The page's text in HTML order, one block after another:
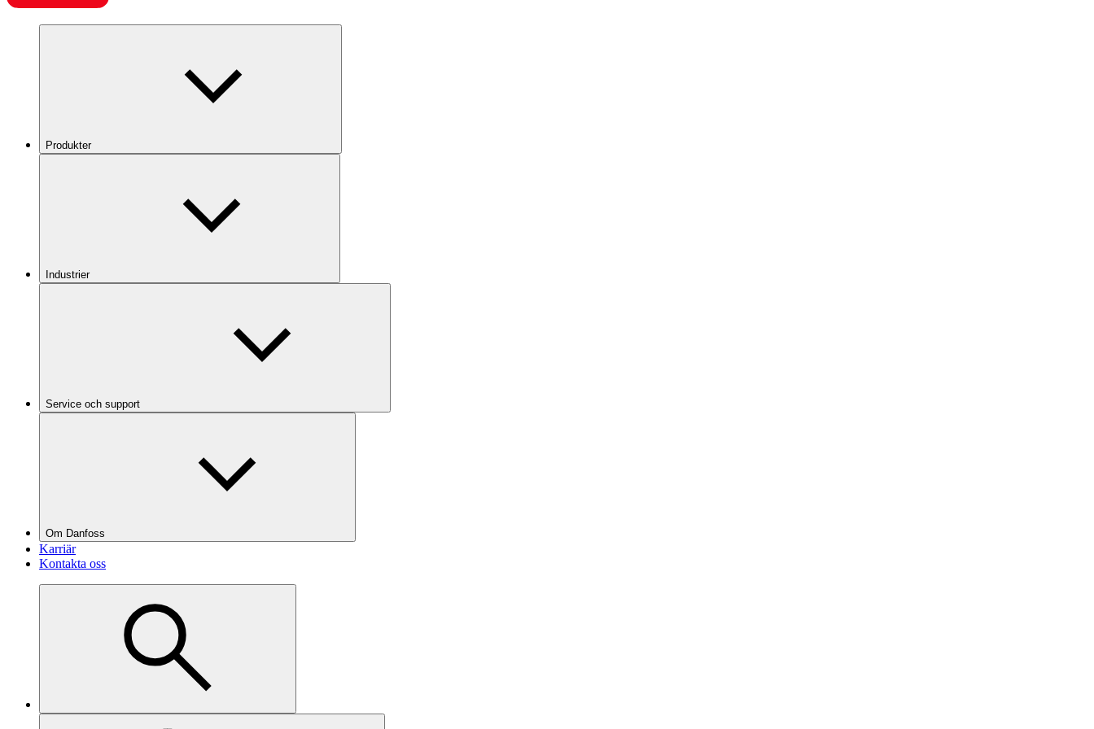
Produkter
Industrier
Service och support
Om Danfoss
Karriär
Kontakta oss